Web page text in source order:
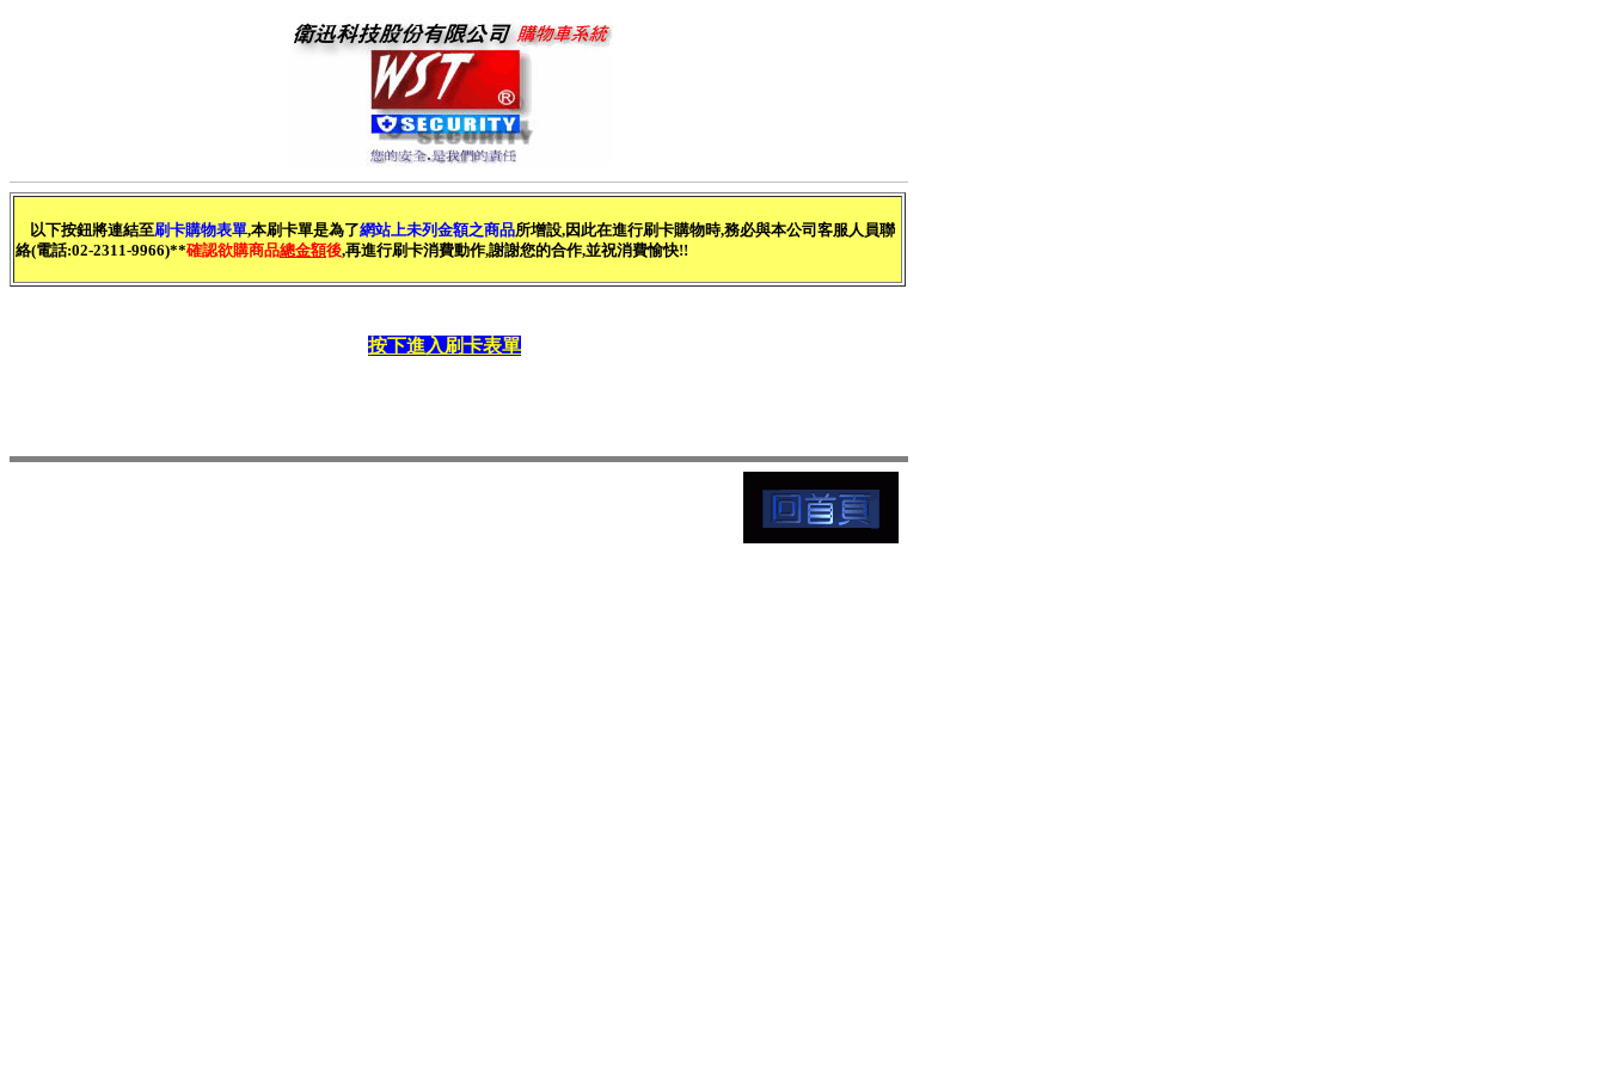
以下按鈕將連結至刷卡購物表單,本刷卡單是為了網站上未列金額之商品所增設,因此在進行刷卡購物時,務必與本公司客服人員聯
絡(電話:02-2311-9966)**確認欲購商品總金額後,再進行刷卡消費動作,謝謝您的合作,並祝消費愉快!!
按下進入刷卡表單